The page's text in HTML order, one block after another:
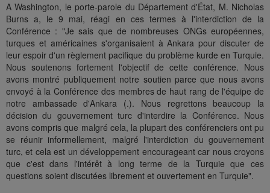
A Washington, le porte-parole du Département d'État, M. Nicholas
Burns a, le 9 mai, réagi en ces termes à l'interdiction de la
Conférence : "Je sais que de nombreuses ONGs européennes,
turques et américaines s'organisaient à Ankara pour discuter de
leur espoir d'un règlement pacifique du problème kurde en Turquie.
Nous soutenons fortement l'objectif de cette conférence. Nous
avons montré publiquement notre soutien parce que nous avons
envoyé à la Conférence des membres de haut rang de l'équipe de
notre ambassade d'Ankara (.). Nous regrettons beaucoup la
décision du gouvernement turc d'interdire la Conférence. Nous
avons compris que malgré cela, la plupart des conférenciers ont pu
se réunir informellement, malgré l'interdiction du gouvernement
turc, et cela est un développement encourageant car nous croyons
que c'est dans l'intérêt à long terme de la Turquie que ces
questions soient discutées librement et ouvertement en Turquie".